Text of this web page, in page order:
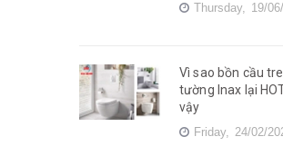
Thursday, 19/
Vì sao bồn cầu
tường Inax lại
vậy
Friday, 24/02/